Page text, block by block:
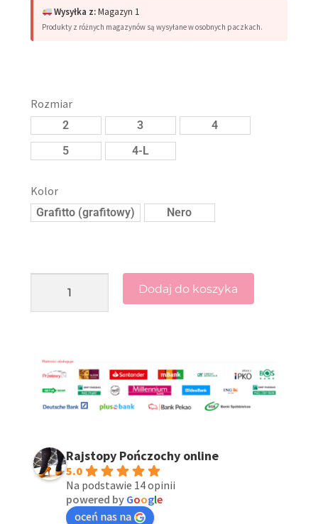
Wysyłka z:Magazyn 1
Produkty z różnych magazynów są wysyłane w osobnych paczkach.
Rozmiar
2 3
4
5
4-L
Kolor
Grafitto (grafitowy) Nero
Dodaj do koszyka
Rajstopy Pończochy online
5.0
Na podstawie 14 opinii
powered by Google
oceń nas na